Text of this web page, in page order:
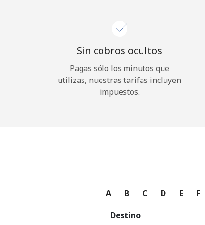
Sin cobros ocultos
Pagas sólo los minutos que
utilizas, nuestras tarifas incluyen
impuestos.
A B C D E F
Destino